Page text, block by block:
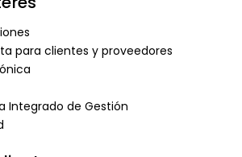
para clientes y proveedores
Integrado de Gestión